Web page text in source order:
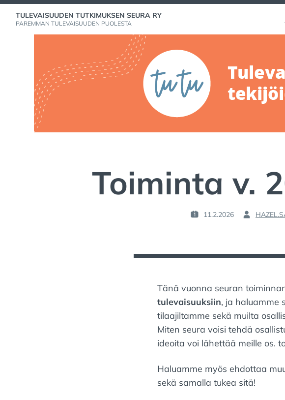
Skip
TULEVAISUUDEN TUTKIMUKSEN SEURA RY
PAREMMAN TULEVAISUUDEN PUOLESTA
Toiminta v.
P
:
11.2.2026
B
Tänä vuonna seuran
tulevaisuuksiin, ja haluamme
tilaajiltamme sekä muilta
Miten seura voisi tehdä
ideoita voi lähettää meille os.
Haluamme myös ehdottaa
sekä samalla tukea sitä!